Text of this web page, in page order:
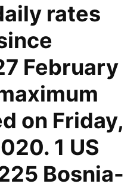
rates
February
on Friday,
1 US
Bosnia-